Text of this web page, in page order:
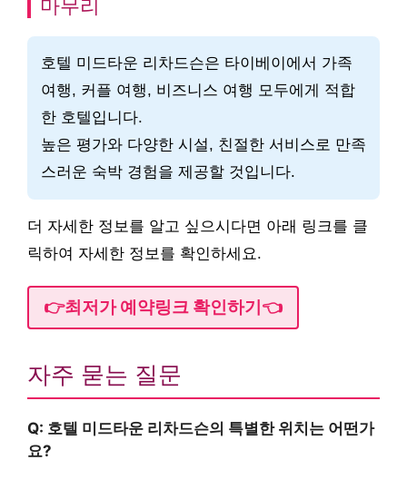
마무리
호텔 미드타운 리차드슨은 타이베이에서 가족
여행, 커플 여행, 비즈니스 여행 모두에게 적합
한 호텔입니다.
높은 평가와 다양한 시설, 친절한 서비스로 만족
스러운 숙박 경험을 제공할 것입니다.
더 자세한 정보를 알고 싶으시다면 아래 링크를 클
릭하여 자세한 정보를 확인하세요.
👉최저가 예약링크 확인하기👈
자주 묻는 질문
Q: 호텔 미드타운 리차드슨의 특별한 위치는 어떤가
요?